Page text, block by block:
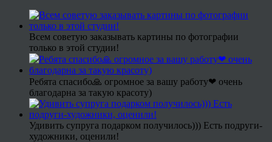
Всем советую заказывать картины по фотографии
только в этой студии!
Ребята спасибо🙏 огромное за вашу работу❤ очень
благодарна за такую красоту)
Удивить супруга подарком получилось))) Есть подруги-
художники, оценили!